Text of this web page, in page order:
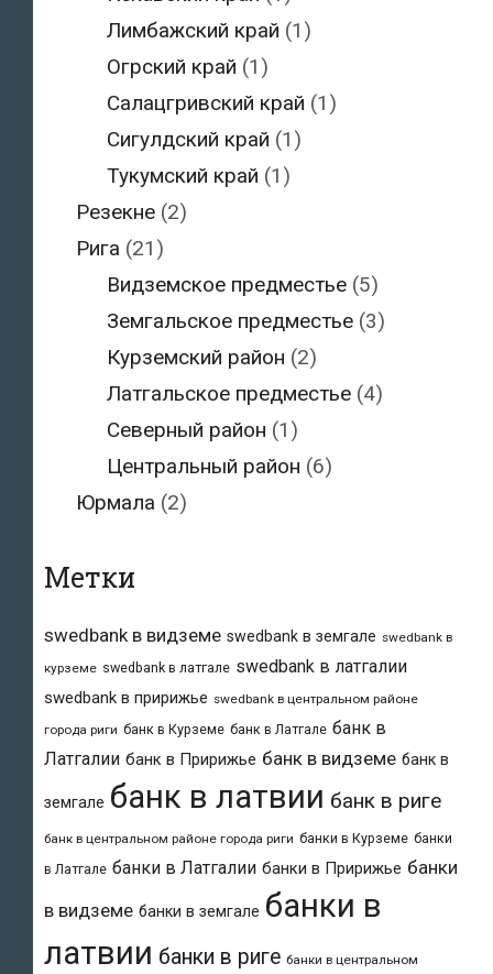
Лимбажский край (1)
Огрский край (1)
Салацгривский край (1)
Сигулдский край (1)
Тукумский край (1)
Резекне(2)
Рига (21)
Видземское предместье (5)
Земгальское предместье (3)
Курземский район (2)
Латгальское предместье (4)
Северный район (1)
Центральный район (6)
Юрмала (2)
Метки
swedbank в видземе swedbank в земгале swedbank в
курземе swedbank в латгале swedbank в латгалии
swedbank в пририжье swedbank в центральном районе
города риги банк в Курземе банк в Латгале банк в
Латгалии банк в Пририжье банк в видземе банк в
земгале банк в латвии банк в риге
банк в центральном районе города риги банки в Курземе банки
в Латгале банки в Латгалии банки в Пририжье банки
в видземе банки в земгале банки в
латвии банки в риге банки в центральном